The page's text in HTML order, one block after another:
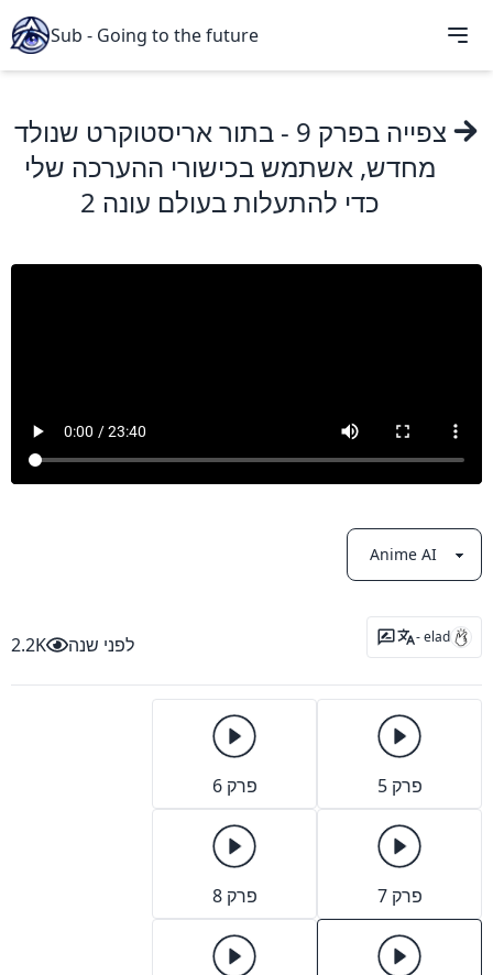
Sub - Going to the future
צפייה בפרק 9
- בתור אריסטוקרט שנולד
מחדש, אשתמש בכישורי ההערכה שלי
כדי להתעלות בעולם עונה 2
elad - לפני שנה 2.2K
פרק 5 פרק 6
פרק 7 פרק 8